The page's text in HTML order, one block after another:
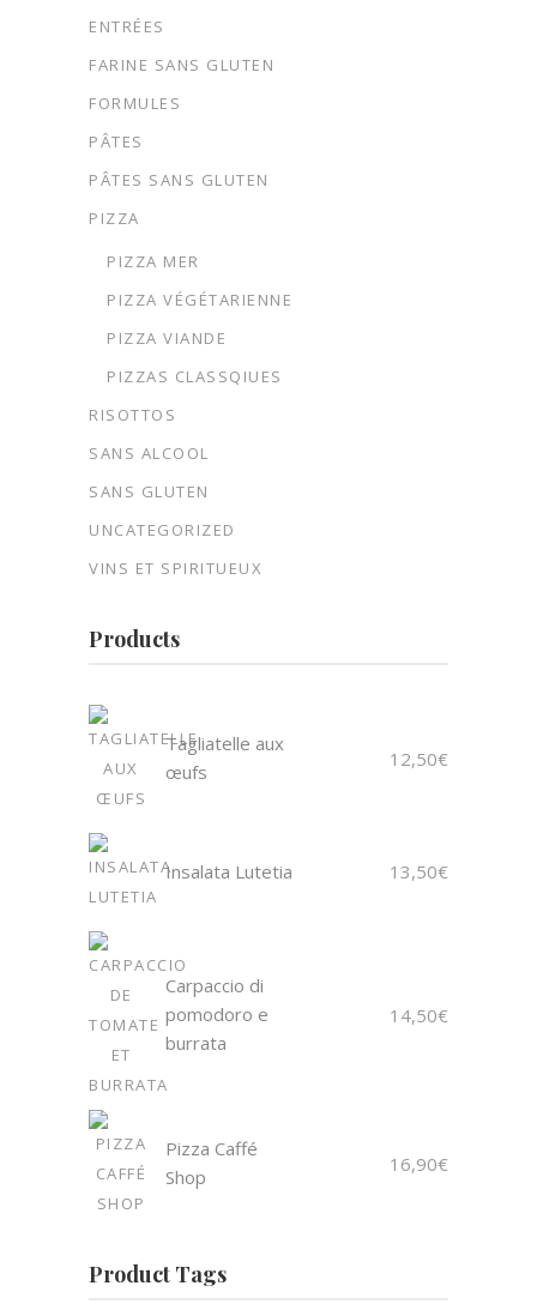
ENTRÉES
FARINE SANS GLUTEN
FORMULES
PÂTES
PÂTES SANS GLUTEN
PIZZA
PIZZA MER
PIZZA VÉGÉTARIENNE
PIZZA VIANDE
PIZZAS CLASSQIUES
RISOTTOS
SANS ALCOOL
SANS GLUTEN
UNCATEGORIZED
VINS ET SPIRITUEUX
Products
Tagliatelle aux
œufs
12,50€
Insalata Lutetia 13,50€
Carpaccio di
pomodoro e
burrata
14,50€
Pizza Caffé
Shop
16,90€
Product Tags